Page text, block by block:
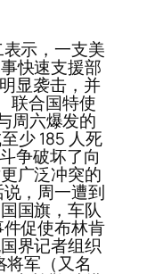
示，一支美
快速支援部
显袭击，并
联合国特使
周六爆发的
少 185 人死
争破坏了向
广泛冲突的
，周一遭到
国旗，车队
促使布林肯
界记者组织
将军（又名